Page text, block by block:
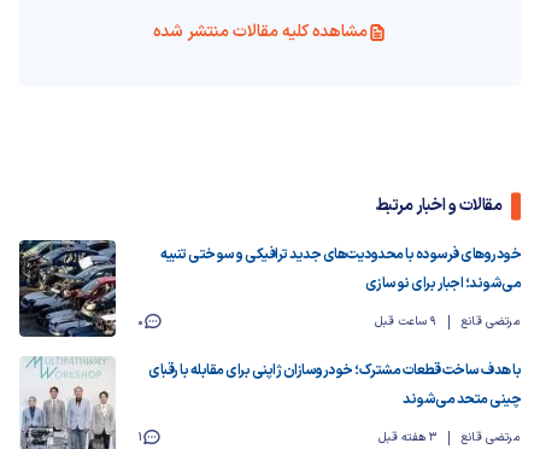
مشاهده کلیه مقالات منتشر شده
مقالات و اخبار مرتبط
خودروهای فرسوده با محدودیت‌های جدید ترافیکی و سوختی تنبیه
می‌شوند؛ اجبار برای نوسازی
مرتضی قانع 9 ساعت قبل 0
با هدف ساخت قطعات مشترک؛ خودروسازان ژاپنی برای مقابله با رقبای
چینی متحد می‌شوند
مرتضی قانع 3 هفته قبل 1